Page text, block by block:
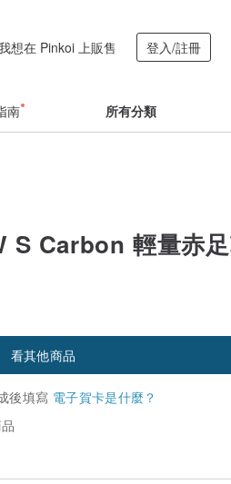
想在 Pinkoi 上販售 登入/註冊
南 所有分類
S Carbon 輕量赤
看其他商品
後填寫 電子賀卡是什麼？